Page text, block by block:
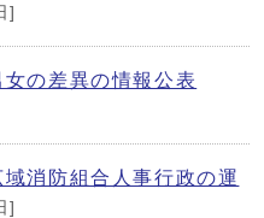
]
の差異の情報公表
消防組合人事行政の運
]